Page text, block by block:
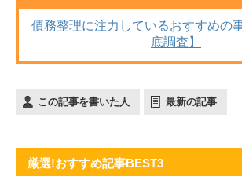
債務整理に注力しているおすすめの
底調査】
この記事を書いた人 最新の記事
厳選!おすすめ記事BEST3